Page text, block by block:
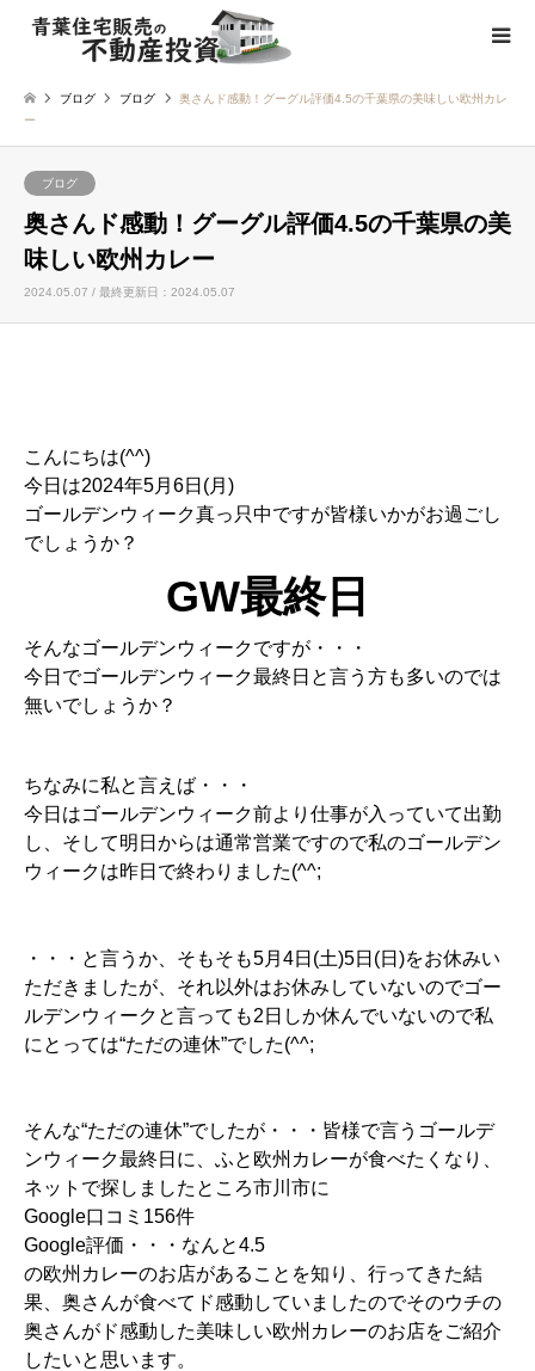
ブログ ブログ
奥さんド感動！グーグル評価4.5の千葉県の美味しい欧州カレ
ー
ブログ
奥さんド感動！グーグル評価4.5の千葉県の美
味しい欧州カレー
2024.05.07 / 最終更新日：2024.05.07
こんにちは(^^)
今日は2024年5月6日(月)
ゴールデンウィーク真っ只中ですが皆様いかがお過ごし
でしょうか？
GW最終日
そんなゴールデンウィークですが・・・
今日でゴールデンウィーク最終日と言う方も多いのでは
無いでしょうか？
ちなみに私と言えば・・・
今日はゴールデンウィーク前より仕事が入っていて出勤
し、そして明日からは通常営業ですので私のゴールデン
ウィークは昨日で終わりました(^^;
・・・と言うか、そもそも5月4日(土)5日(日)をお休みい
ただきましたが、それ以外はお休みしていないのでゴー
ルデンウィークと言っても2日しか休んでいないので私
にとっては“ただの連休”でした(^^;
そんな“ただの連休”でしたが・・・皆様で言うゴールデ
ンウィーク最終日に、ふと欧州カレーが食べたくなり、
ネットで探しましたところ市川市に
Google口コミ156件
Google評価・・・なんと4.5
の欧州カレーのお店があることを知り、行ってきた結
果、奥さんが食べてド感動していましたのでそのウチの
奥さんがド感動した美味しい欧州カレーのお店をご紹介
したいと思います。